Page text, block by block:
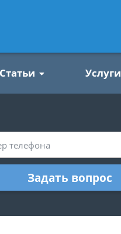
Статьи Услуги
Задать вопрос